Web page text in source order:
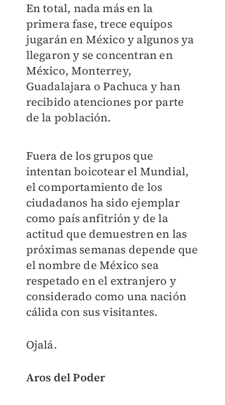
En total, nada más en la
primera fase, trece equipos
jugarán en México y algunos ya
llegaron y se concentran en
México, Monterrey,
Guadalajara o Pachuca y han
recibido atenciones por parte
de la población.
Fuera de los grupos que
intentan boicotear el Mundial,
el comportamiento de los
ciudadanos ha sido ejemplar
como país anfitrión y de la
actitud que demuestren en las
próximas semanas depende que
el nombre de México sea
respetado en el extranjero y
considerado como una nación
cálida con sus visitantes.
Ojalá.
Aros del Poder